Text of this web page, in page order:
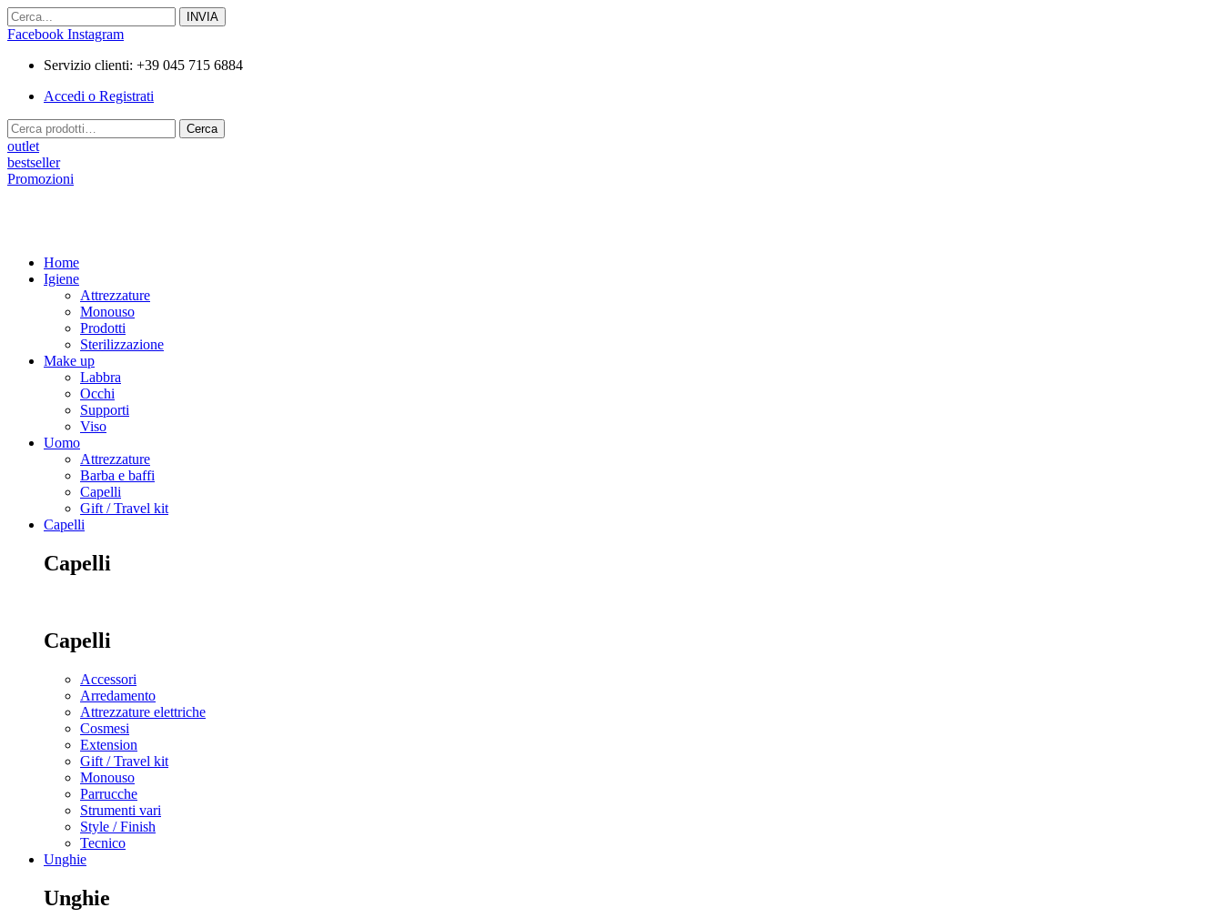
Vai
al
Facebook Instagram
Servizio clienti: +39 045 715 6884
Accedi o Registrati
Cerca:
Cerca
outlet
bestseller
Promozioni
Home
Igiene
Attrezzature
Monouso
Prodotti
Sterilizzazione
Make up
Labbra
Occhi
Supporti
Viso
Uomo
Attrezzature
Barba e baffi
Capelli
Gift / Travel kit
Capelli
Capelli
Capelli
Accessori
Arredamento
Attrezzature elettriche
Cosmesi
Extension
Gift / Travel kit
Monouso
Parrucche
Strumenti vari
Style / Finish
Tecnico
Unghie
Unghie